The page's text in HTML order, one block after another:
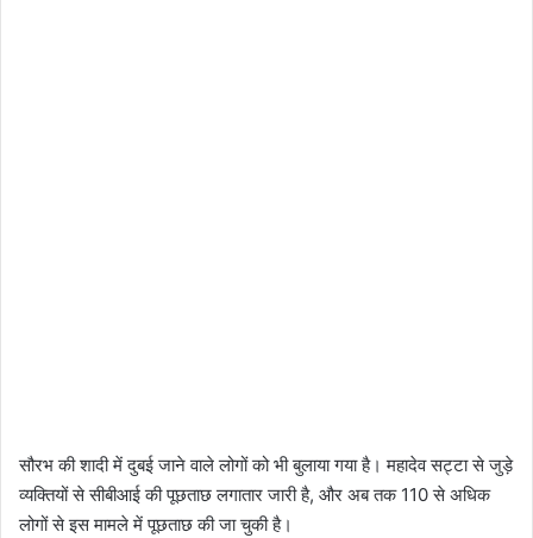
सौरभ की शादी में दुबई जाने वाले लोगों को भी बुलाया गया है। महादेव सट्टा से जुड़े
व्यक्तियों से सीबीआई की पूछताछ लगातार जारी है, और अब तक 110 से अधिक
लोगों से इस मामले में पूछताछ की जा चुकी है।